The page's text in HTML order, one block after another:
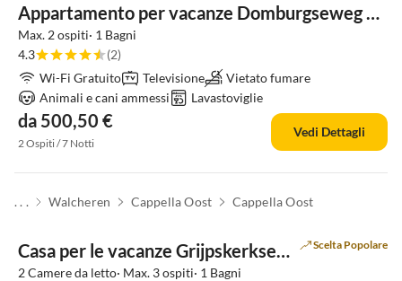
Appartamento per vacanze Domburgseweg 52 Studio
Max. 2 ospiti· 1 Bagni
4.3
(2)
Wi-Fi Gratuito
Televisione
Vietato fumare
Animali e cani ammessi
Lavastoviglie
da 500,50 €
2 Ospiti / 7 Notti
Vedi Dettagli
. . . Walcheren Cappella Oost Cappella Oost
Casa per le vacanze Grijpskerkseweg 3 Hinter Scelta Popolare
2 Camere da letto· Max. 3 ospiti· 1 Bagni